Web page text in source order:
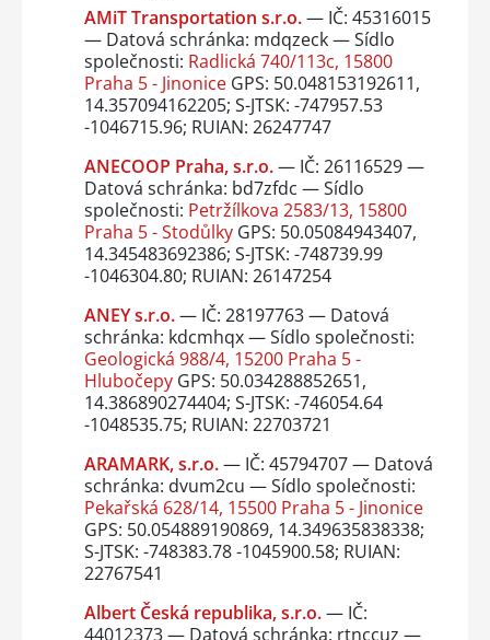
AMiT Transportation s.r.o.— IČ: 45316015
— Datová schránka: mdqzeck — Sídlo
společnosti: Radlická 740/113c, 15800
Praha 5 - JinoniceGPS: 50.048153192611,
14.357094162205; S-JTSK: -747957.53
-1046715.96; RUIAN: 26247747
ANECOOP Praha, s.r.o.— IČ: 26116529 —
Datová schránka: bd7zfdc — Sídlo
společnosti: Petržílkova 2583/13, 15800
Praha 5 - StodůlkyGPS: 50.05084943407,
14.345483692386; S-JTSK: -748739.99
-1046304.80; RUIAN: 26147254
ANEY s.r.o.— IČ: 28197763 — Datová
schránka: kdcmhqx — Sídlo společnosti:
Geologická 988/4, 15200 Praha 5 -
HlubočepyGPS: 50.034288852651,
14.386890274404; S-JTSK: -746054.64
-1048535.75; RUIAN: 22703721
ARAMARK, s.r.o.— IČ: 45794707 — Datová
schránka: dvum2cu — Sídlo společnosti:
Pekařská 628/14, 15500 Praha 5 - Jinonice
GPS: 50.054889190869, 14.349635838338;
S-JTSK: -748383.78 -1045900.58; RUIAN:
22767541
Albert Česká republika, s.r.o.— IČ:
44012373 — Datová schránka: rtnccuz —